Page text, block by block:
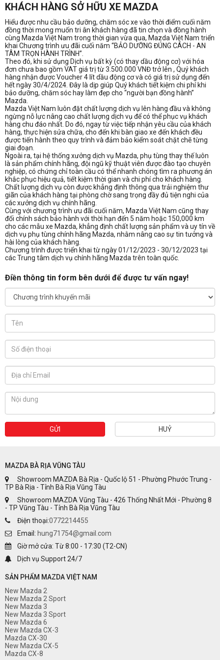
KHÁCH HÀNG SỞ HỮU XE MAZDA
Hiểu được nhu cầu bảo dưỡng, chăm sóc xe vào thời điểm cuối năm
đồng thời mong muốn tri ân khách hàng đã tin chọn và đồng hành
cùng Mazda Việt Nam trong thời gian vừa qua, Mazda Việt Nam triển
khai Chương trình ưu đãi cuối năm “BẢO DƯỠNG ĐÚNG CÁCH - AN
TÂM TRỌN HÀNH TRÌNH”.
Theo đó, khi sử dụng Dịch vụ bất kỳ (có thay dầu động cơ) với hóa
đơn chưa bao gồm VAT giá trị từ 3.500.000 VNĐ trở lên , Quý khách
hàng nhận được Voucher 4 lít dầu động cơ và có giá trị sử dụng đến
hết ngày 30/4/2024. Đây là dịp giúp Quý khách tiết kiệm chi phí khi
bảo dưỡng, chăm sóc hay làm đẹp cho “người bạn đồng hành”
Mazda.
Mazda Việt Nam luôn đặt chất lượng dịch vụ lên hàng đầu và không
ngừng nỗ lực nâng cao chất lượng dịch vụ để có thể phục vụ khách
hàng chu đáo nhất. Do đó, ngay từ việc tiếp nhận yêu cầu của khách
hàng, thực hiện sửa chữa, cho đến khi bàn giao xe đến khách đều
được tiến hành theo quy trình và đảm bảo kiểm soát chặt chẽ từng
giai đoạn.
Ngoài ra, tại hệ thống xưởng dịch vụ Mazda, phụ tùng thay thế luôn
là sản phẩm chính hãng, đội ngũ kỹ thuật viên được đào tạo chuyên
nghiệp, có chứng chỉ toàn cầu có thể nhanh chóng tìm ra phương án
khắc phục hiệu quả, tiết kiệm thời gian và chi phí cho khách hàng.
Chất lượng dịch vụ còn được khẳng định thông qua trải nghiệm thư
giãn của khách hàng tại phòng chờ sang trọng đầy đủ tiện nghi của
các xưởng dịch vụ chính hãng.
Cùng với chương trình ưu đãi cuối năm, Mazda Việt Nam cũng thay
đổi chính sách bảo hành với thời hạn đến 5 năm hoặc 150,000 km
cho các mẫu xe Mazda, khẳng định chất lượng sản phẩm và uy tín về
dịch vụ phụ tùng chính hãng Mazda, nhằm nâng cao sự tin tưởng và
hài lòng của khách hàng.
Chương trình được triển khai từ ngày 01/12/2023 - 30/12/2023 tại
các Trung tâm dịch vụ chính hãng Mazda trên toàn quốc.
Điền thông tin form bên dưới để được tư vấn ngay!
GỬI HUỶ
MAZDA BÀ RỊA VŨNG TÀU
Showroom MAZDA Bà Rịa - Quốc lộ 51 - Phường Phước Trung -
TP Bà Rịa - Tỉnh Bà Rịa Vũng Tàu
Showroom MAZDA Vũng Tàu - 426 Thống Nhất Mới - Phường 8
- TP Vũng Tàu - Tỉnh Bà Rịa Vũng Tàu
Điện thoại:0772214455
Email: hung71754@gmail.com
Giờ mở cửa: Từ 8:00 - 17:30 (T2-CN)
Dịch vụ Support 24/7
SẢN PHẨM MAZDA VIỆT NAM
New Mazda 2
New Mazda 2 Sport
New Mazda 3
New Mazda 3 Sport
New Mazda 6
New Mazda CX-3
Mazda CX-30
New Mazda CX-5
Mazda CX-8